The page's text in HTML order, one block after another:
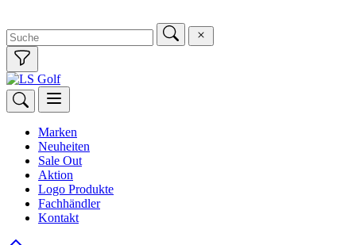
Marken
Neuheiten
Sale Out
Aktion
Logo Produkte
Fachhändler
Kontakt